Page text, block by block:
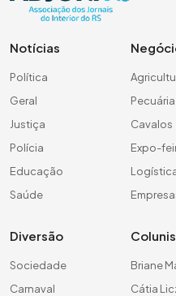
Notícias
Política
Geral
Justiça
Polícia
Educação
Saúde
Pecuária
Cavalos
Expo-
Diversão
Sociedade
Carnaval
Briane
Cátia